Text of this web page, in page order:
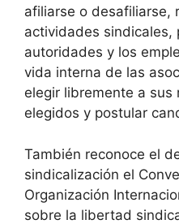
afiliarse o desafiliarse,
actividades sindicales,
autoridades y los
vida interna de las
elegir libremente a sus
elegidos y postular
También reconoce el
sindicalización el
Organización
sobre la libertad